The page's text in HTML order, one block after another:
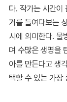
다. 작가는 시간이
거를 들여다보는
시에 의미한다. 물
며 수많은 생명을
아를 만든다고 생
택할 수 있는 가장